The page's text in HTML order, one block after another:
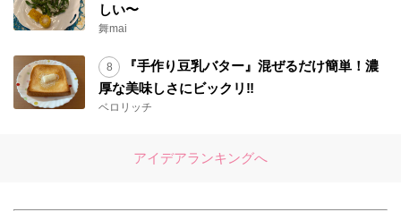
しい〜
舞mai
『手作り豆乳バター』混ぜるだけ簡単！濃
厚な美味しさにビックリ‼︎
ベロリッチ
アイデアランキングへ